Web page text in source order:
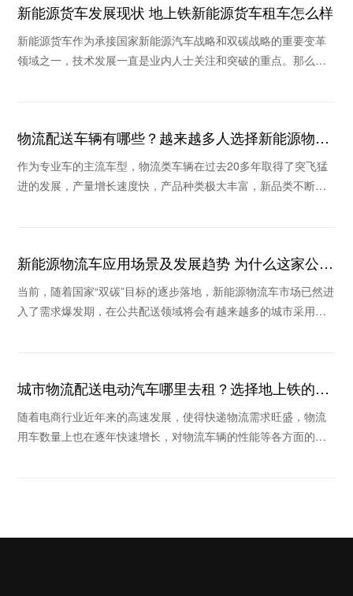
新能源货车发展现状 地上铁新能源货车租车怎么样
新能源货车作为承接国家新能源汽车战略和双碳战略的重要变革
领域之一，技术发展一直是业内人士关注和突破的重点。那么，
物流配送车辆有哪些？越来越多人选择新能源物流
车
作为专业车的主流车型，物流类车辆在过去20多年取得了突飞猛
进的发展，产量增长速度快，产品种类极大丰富，新品类不断涌
新能源物流车应用场景及发展趋势 为什么这家公司
被看好
当前，随着国家“双碳”目标的逐步落地，新能源物流车市场已然进
入了需求爆发期，在公共配送领域将会有越来越多的城市采用新
城市物流配送电动汽车哪里去租？选择地上铁的理
由
随着电商行业近年来的高速发展，使得快递物流需求旺盛，物流
用车数量上也在逐年快速增长，对物流车辆的性能等各方面的要